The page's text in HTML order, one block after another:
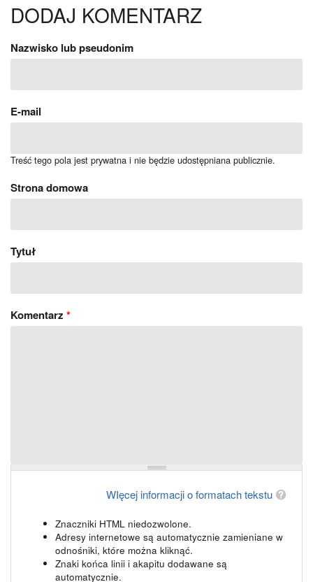
DODAJ KOMENTARZ
Nazwisko lub pseudonim
E-mail
Treść tego pola jest prywatna i nie będzie udostępniana publicznie.
Strona domowa
Tytuł
Komentarz *
WIęcej informacji o formatach tekstu
Znaczniki HTML niedozwolone.
Adresy internetowe są automatycznie zamieniane w
odnośniki, które można kliknąć.
Znaki końca linii i akapitu dodawane są
automatycznie.